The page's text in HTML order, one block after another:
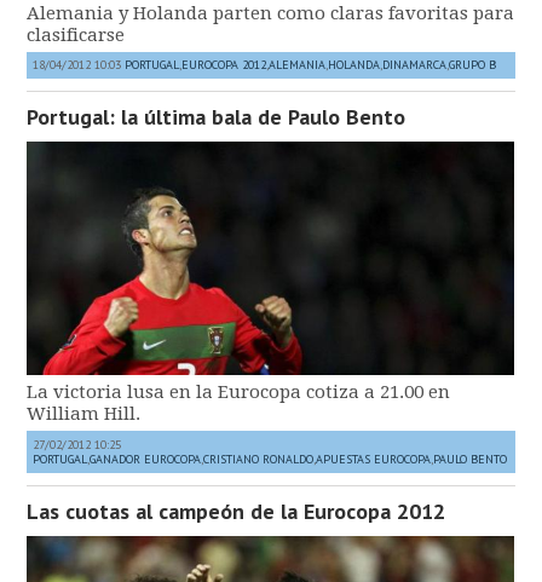
Alemania y Holanda parten como claras favoritas para
clasificarse
18/04/2012 10:03 PORTUGAL,EUROCOPA 2012,ALEMANIA,HOLANDA,DINAMARCA,GRUPO B
Portugal: la última bala de Paulo Bento
La victoria lusa en la Eurocopa cotiza a 21.00 en
William Hill.
27/02/2012 10:25
PORTUGAL,GANADOR EUROCOPA,CRISTIANO RONALDO,APUESTAS EUROCOPA,PAULO BENTO
Las cuotas al campeón de la Eurocopa 2012